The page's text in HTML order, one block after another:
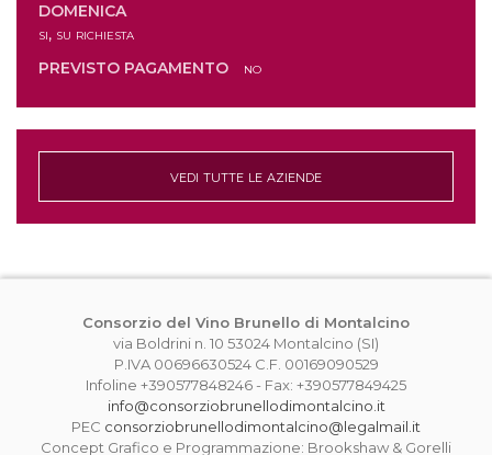
DOMENICA
si, su richiesta
PREVISTO PAGAMENTO
no
vedi tutte le aziende
Consorzio del Vino Brunello di Montalcino
via Boldrini n. 10 53024 Montalcino (SI)
P.IVA 00696630524 C.F. 00169090529
Infoline +390577848246 - Fax: +390577849425
info@consorziobrunellodimontalcino.it
PEC consorziobrunellodimontalcino@legalmail.it
Concept Grafico e Programmazione: Brookshaw & Gorelli